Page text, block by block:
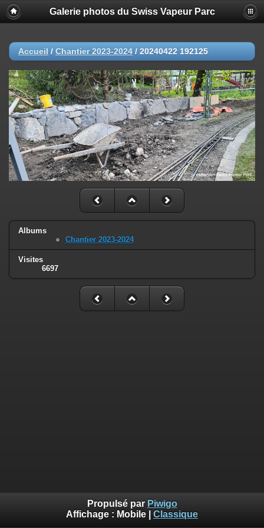
Galerie photos du Swiss Vapeur Parc
Accueil / Chantier 2023-2024 / 20240422 192125
Albums
Chantier 2023-2024
Visites
6697
Propulsé par Piwigo
Affichage : Mobile Classique